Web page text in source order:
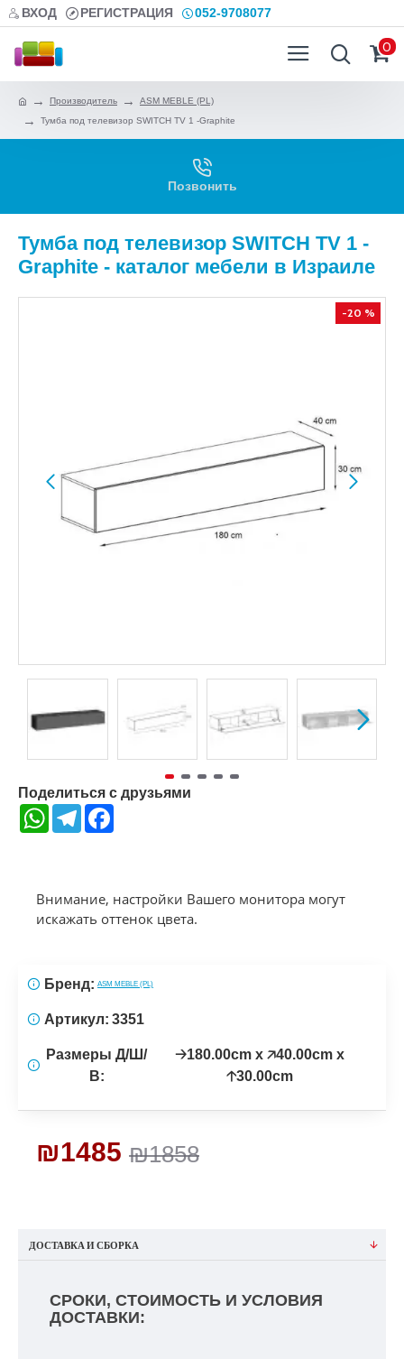
ВХОД РЕГИСТРАЦИЯ 052-9708077
0
Производитель
ASM MEBLE (PL)
Тумба под телевизор SWITCH TV 1 -Graphite
Позвонить
Тумба под телевизор SWITCH TV 1 -
Graphite - каталог мебели в Израиле
-20 %
Поделиться с друзьями
WhatsAppTelegram
Внимание, настройки Вашего монитора могут
искажать оттенок цвета.
₪1858
₪1485
Бренд: ASM MEBLE (PL)
Артикул: 3351
Размеры Д/Ш/
В:
🡢180.00cm x 🡥40.00cm x
🡡30.00cm
ДОСТАВКА И СБОРКА
СРОКИ, СТОИМОСТЬ И УСЛОВИЯ
ДОСТАВКИ: